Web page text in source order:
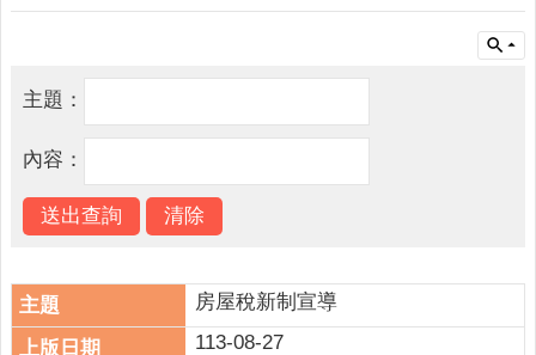
關
便
服
務
統
計
主題：
內容：
房屋稅新制宣導
113-08-27